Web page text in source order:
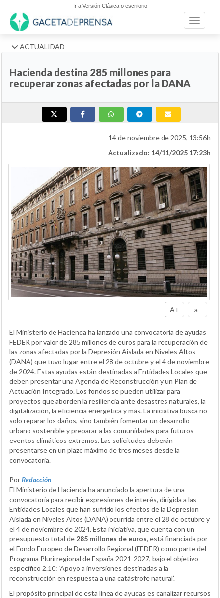
Ir a Versión Clásica o escritorio
Toggle
ACTUALIDAD
Hacienda destina 285 millones para
recuperar zonas afectadas por la DANA
14 de noviembre de 2025, 13:56h
Actualizado: 14/11/2025 17:23h
A+ a-
El Ministerio de Hacienda ha lanzado una convocatoria de ayudas
FEDER por valor de 285 millones de euros para la recuperación de
las zonas afectadas por la Depresión Aislada en Niveles Altos
(DANA) que tuvo lugar entre el 28 de octubre y el 4 de noviembre
de 2024. Estas ayudas están destinadas a Entidades Locales que
deben presentar una Agenda de Reconstrucción y un Plan de
Actuación Integrado. Los fondos se pueden utilizar para
proyectos que aborden la resiliencia ante desastres naturales, la
digitalización, la eficiencia energética y más. La iniciativa busca no
solo reparar los daños, sino también fomentar un desarrollo
urbano sostenible y preparar a las comunidades para futuros
eventos climáticos extremos. Las solicitudes deberán
presentarse en un plazo máximo de tres meses desde la
convocatoria.
PorRedacción
El Ministerio de Hacienda ha anunciado la apertura de una
convocatoria para recibir expresiones de interés, dirigida a las
Entidades Locales que han sufrido los efectos de la Depresión
Aislada en Niveles Altos (DANA) ocurrida entre el 28 de octubre y
el 4 de noviembre de 2024. Esta iniciativa, que cuenta con un
presupuesto total de 285 millones de euros, está financiada por
el Fondo Europeo de Desarrollo Regional (FEDER) como parte del
Programa Plurirregional de España 2021-2027, bajo el objetivo
específico 2.10: ‘Apoyo a inversiones destinadas a la
reconstrucción en respuesta a una catástrofe natural’.
El propósito principal de esta línea de ayudas es canalizar recursos